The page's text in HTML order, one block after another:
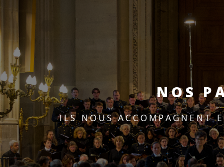
NOS
ILS NOUS ACCOMPAGNENT